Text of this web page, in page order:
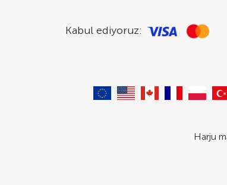
Kabul ediyoruz:
Harju